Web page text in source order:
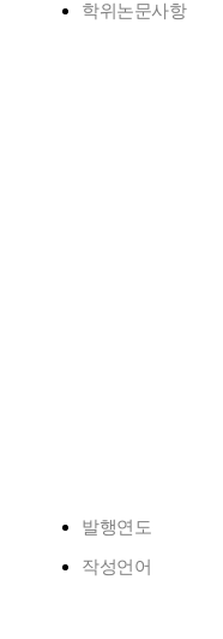
학위논문사항
발행연도
작성언어